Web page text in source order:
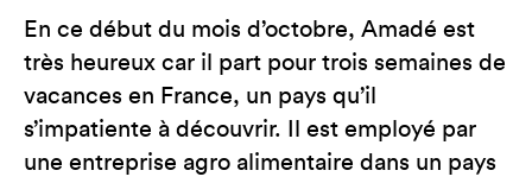
En ce début du mois d’octobre, Amadé est
très heureux car il part pour trois semaines de
vacances en France, un pays qu’il
s’impatiente à découvrir. Il est employé par
une entreprise agro alimentaire dans un pays